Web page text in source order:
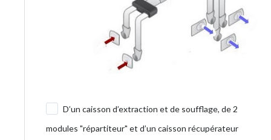
D’un caisson d’extraction et de soufflage, de 2
modules "répartiteur" et d’un caisson récupérateur